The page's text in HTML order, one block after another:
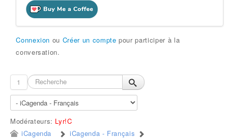
Connexion ou Créer un compte pour participer à la
conversation.
1
Modérateurs: Lyr!C
iCagenda
iCagenda - Français